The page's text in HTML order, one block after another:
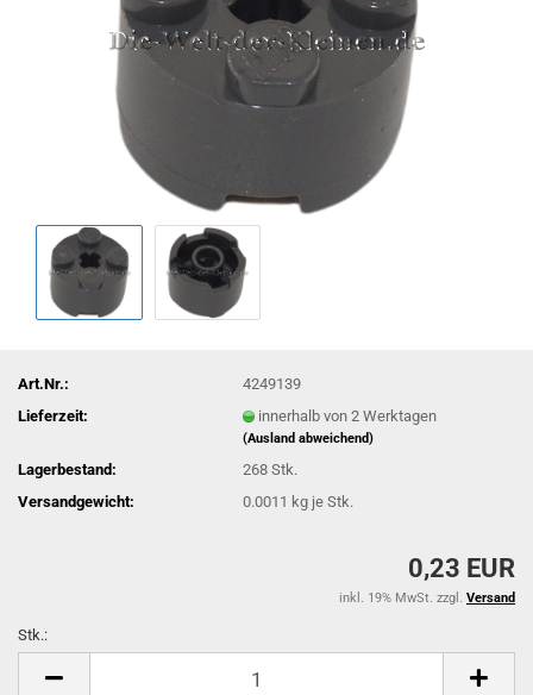
Art.Nr.:
4249139
Lieferzeit:
innerhalb von 2 Werktagen
(Ausland abweichend)
Lagerbestand: 268Stk.
Versandgewicht:
0.0011 kg je Stk.
0,23 EUR
inkl. 19% MwSt. zzgl. Versand
Stk.: